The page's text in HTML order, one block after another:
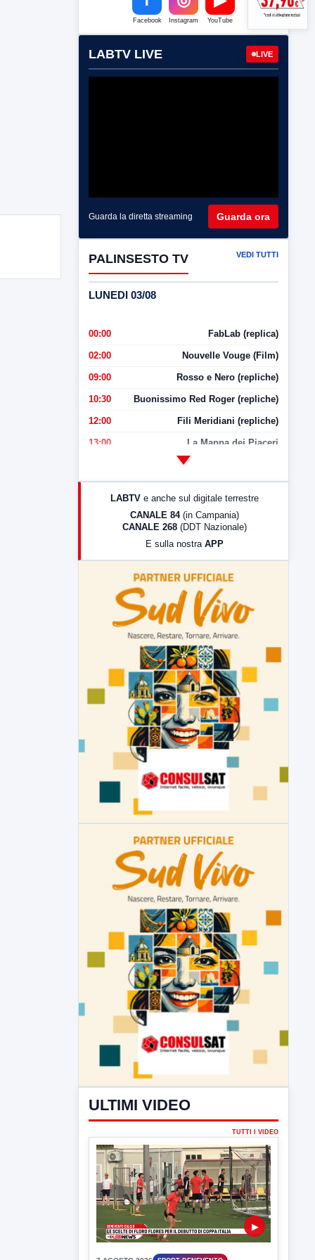
Facebook Instagram YouTube
LABTV LIVE LIVE
Guarda la diretta streaming Guarda ora
PALINSESTO TV VEDI TUTTI
LUNEDI 03/08
00:00 FabLab (replica)
02:00 Nouvelle Vouge (Film)
09:00 Rosso e Nero (repliche)
10:30 Buonissimo Red Roger (repliche)
12:00 Fili Meridiani (repliche)
13:00 La Mappa dei Piaceri
LabNews (Diretta)
LabNews (replica)
LABTV e anche sul digitale terrestre
CANALE 84 (in Campania)
CANALE 268 (DDT Nazionale)
E sulla nostra APP
ULTIMI VIDEO
▶
7 AGOSTO 2026 SPORT BENEVENTO
Benevento Calcio: Le scelte di
Floro Flores per il debutto di Coppa